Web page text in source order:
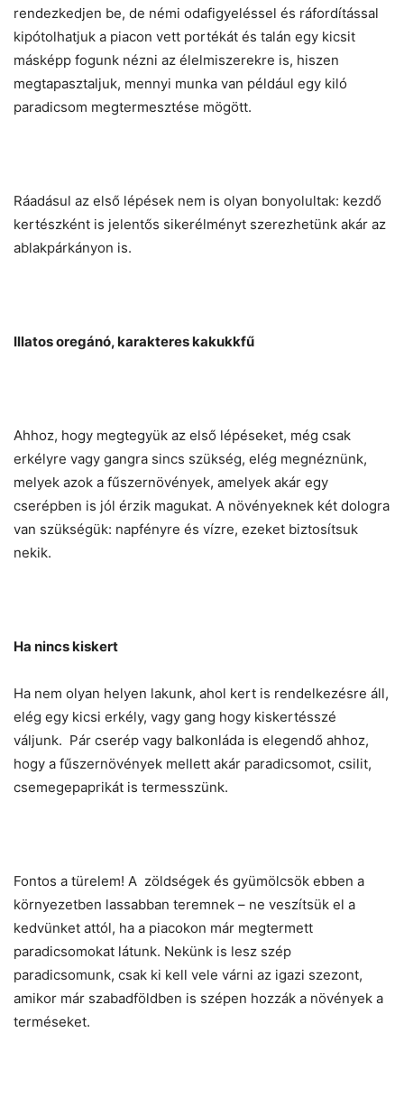
rendezkedjen be, de némi odafigyeléssel és ráfordítással
kipótolhatjuk a piacon vett portékát és talán egy kicsit
másképp fogunk nézni az élelmiszerekre is, hiszen
megtapasztaljuk, mennyi munka van például egy kiló
paradicsom megtermesztése mögött.
Ráadásul az első lépések nem is olyan bonyolultak: kezdő
kertészként is jelentős sikerélményt szerezhetünk akár az
ablakpárkányon is.
Illatos oregánó, karakteres kakukkfű
Ahhoz, hogy megtegyük az első lépéseket, még csak
erkélyre vagy gangra sincs szükség, elég megnéznünk,
melyek azok a fűszernövények, amelyek akár egy
cserépben is jól érzik magukat. A növényeknek két dologra
van szükségük: napfényre és vízre, ezeket biztosítsuk
nekik.
Ha nincs kiskert
Ha nem olyan helyen lakunk, ahol kert is rendelkezésre áll,
elég egy kicsi erkély, vagy gang hogy kiskertésszé
váljunk. Pár cserép vagy balkonláda is elegendő ahhoz,
hogy a fűszernövények mellett akár paradicsomot, csilit,
csemegepaprikát is termesszünk.
Fontos a türelem! A zöldségek és gyümölcsök ebben a
környezetben lassabban teremnek – ne veszítsük el a
kedvünket attól, ha a piacokon már megtermett
paradicsomokat látunk. Nekünk is lesz szép
paradicsomunk, csak ki kell vele várni az igazi szezont,
amikor már szabadföldben is szépen hozzák a növények a
terméseket.
Chat Mr wAIste